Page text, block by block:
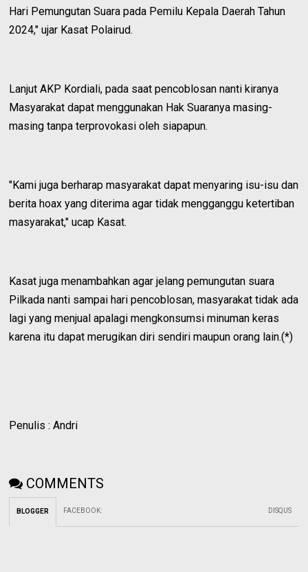
Hari Pemungutan Suara pada Pemilu Kepala Daerah Tahun
2024," ujar Kasat Polairud.
Lanjut AKP Kordiali, pada saat pencoblosan nanti kiranya
Masyarakat dapat menggunakan Hak Suaranya masing-
masing tanpa terprovokasi oleh siapapun.
"Kami juga berharap masyarakat dapat menyaring isu-isu dan
berita hoax yang diterima agar tidak mengganggu ketertiban
masyarakat," ucap Kasat.
Kasat juga menambahkan agar jelang pemungutan suara
Pilkada nanti sampai hari pencoblosan, masyarakat tidak ada
lagi yang menjual apalagi mengkonsumsi minuman keras
karena itu dapat merugikan diri sendiri maupun orang lain.(*)
Penulis : Andri
COMMENTS
BLOGGER FACEBOOK: DISQUS